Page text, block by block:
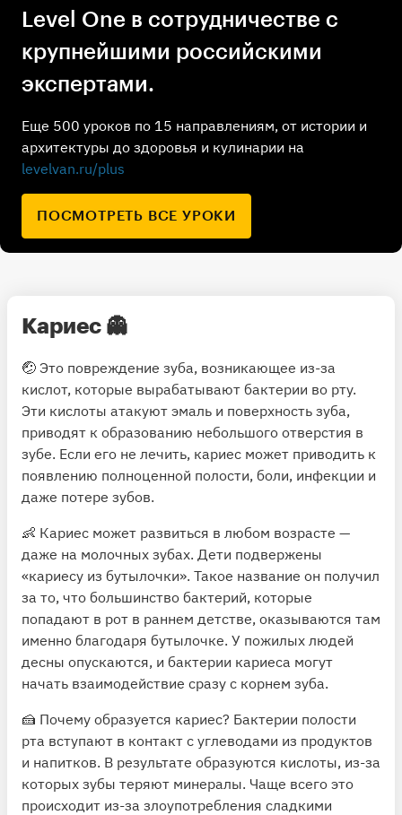
Level One в сотрудничестве с
крупнейшими российскими
экспертами.
Еще 500 уроков по 15 направлениям, от истории и
архитектуры до здоровья и кулинарии на
levelvan.ru/plus
ПОСМОТРЕТЬ ВСЕ УРОКИ
Кариес 👻
🤕 Это повреждение зуба, возникающее из-за
кислот, которые вырабатывают бактерии во рту.
Эти кислоты атакуют эмаль и поверхность зуба,
приводят к образованию небольшого отверстия в
зубе. Если его не лечить, кариес может приводить к
появлению полноценной полости, боли, инфекции и
даже потере зубов.
👶 Кариес может развиться в любом возрасте —
даже на молочных зубах. Дети подвержены
«кариесу из бутылочки». Такое название он получил
за то, что большинство бактерий, которые
попадают в рот в раннем детстве, оказываются там
именно благодаря бутылочке. У пожилых людей
десны опускаются, и бактерии кариеса могут
начать взаимодействие сразу с корнем зуба.
🍰 Почему образуется кариес? Бактерии полости
рта вступают в контакт с углеводами из продуктов
и напитков. В результате образуются кислоты, из-за
которых зубы теряют минералы. Чаще всего это
происходит из-за злоупотребления сладкими